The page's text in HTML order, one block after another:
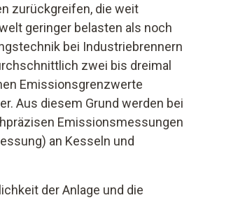
zurückgreifen, die weit
geringer belasten als noch
bei Industriebrennern
zwei bis dreimal
Emissionsgrenzwerte
Aus diesem Grund werden bei
Emissionsmessungen
an Kesseln und
der Anlage und die